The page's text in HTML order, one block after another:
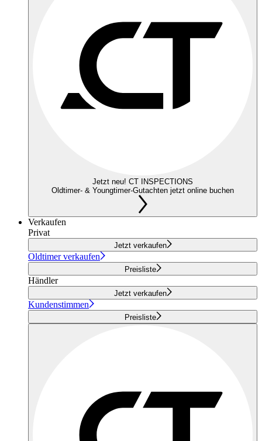
Jetzt neu! CT INSPECTIONS
Oldtimer- & Youngtimer-Gutachten jetzt online buchen
Verkaufen
Privat
Jetzt verkaufen
Oldtimer verkaufen
Preisliste
Händler
Jetzt verkaufen
Kundenstimmen
Preisliste